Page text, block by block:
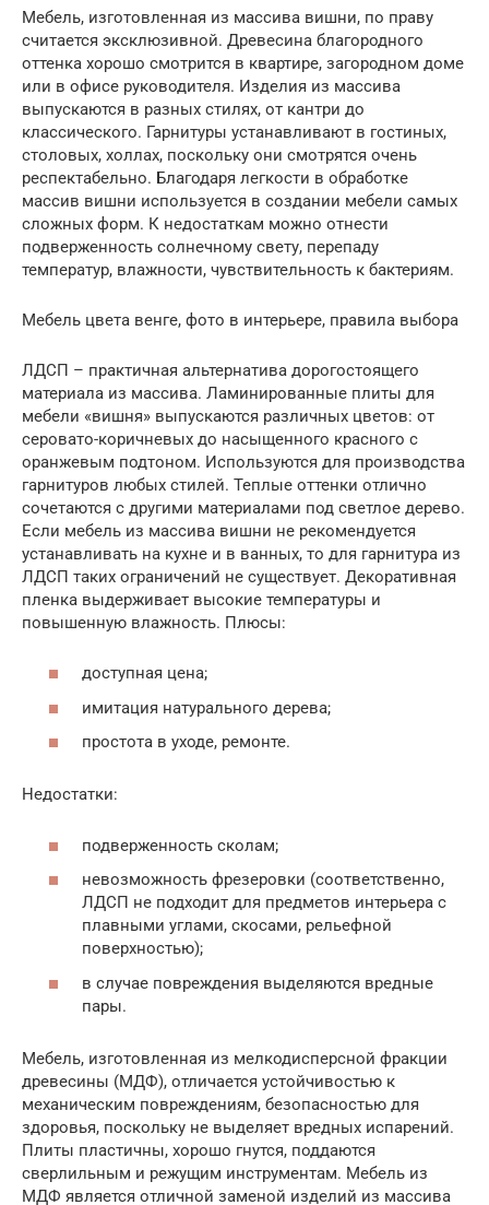
Мебель, изготовленная из массива вишни, по праву
считается эксклюзивной. Древесина благородного
оттенка хорошо смотрится в квартире, загородном доме
или в офисе руководителя. Изделия из массива
выпускаются в разных стилях, от кантри до
классического. Гарнитуры устанавливают в гостиных,
столовых, холлах, поскольку они смотрятся очень
респектабельно. Благодаря легкости в обработке
массив вишни используется в создании мебели самых
сложных форм. К недостаткам можно отнести
подверженность солнечному свету, перепаду
температур, влажности, чувствительность к бактериям.
Мебель цвета венге, фото в интерьере, правила выбора
ЛДСП – практичная альтернатива дорогостоящего
материала из массива. Ламинированные плиты для
мебели «вишня» выпускаются различных цветов: от
серовато-коричневых до насыщенного красного с
оранжевым подтоном. Используются для производства
гарнитуров любых стилей. Теплые оттенки отлично
сочетаются с другими материалами под светлое дерево.
Если мебель из массива вишни не рекомендуется
устанавливать на кухне и в ванных, то для гарнитура из
ЛДСП таких ограничений не существует. Декоративная
пленка выдерживает высокие температуры и
повышенную влажность. Плюсы:
доступная цена;
имитация натурального дерева;
простота в уходе, ремонте.
Недостатки:
подверженность сколам;
невозможность фрезеровки (соответственно,
ЛДСП не подходит для предметов интерьера с
плавными углами, скосами, рельефной
поверхностью);
в случае повреждения выделяются вредные
пары.
Мебель, изготовленная из мелкодисперсной фракции
древесины (МДФ), отличается устойчивостью к
механическим повреждениям, безопасностью для
здоровья, поскольку не выделяет вредных испарений.
Плиты пластичны, хорошо гнутся, поддаются
сверлильным и режущим инструментам. Мебель из
МДФ является отличной заменой изделий из массива